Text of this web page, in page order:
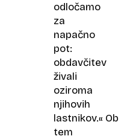
odločamo
za
napačno
pot:
obdavčitev
živali
oziroma
njihovih
lastnikov.« Ob
tem